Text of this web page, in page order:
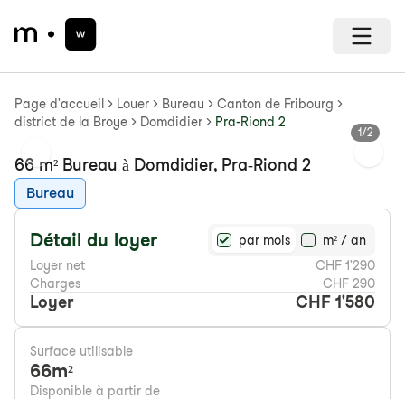
Page d'accueil Louer Bureau
Canton de Fribourg
district de la Broye
Domdidier Pra-Riond 2
Previous slide
1/2
66 m² Bureau à Domdidier, Pra-Riond 2
Bureau
Détail du loyer par mois
m² / an
Loyer net
CHF 1'290
Charges
CHF 290
Loyer CHF 1'580
Surface utilisable
66m²
Disponible à partir de